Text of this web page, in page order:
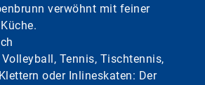
verwöhnt mit feiner
Tennis, Tischtennis,
oder Inlineskaten: Der